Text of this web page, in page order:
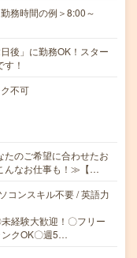
務時間の例＞8:00～
後」に勤務OK！スター
！
不可
のご希望に合わせたお
んなお仕事も！≫【…
コンスキル不要 / 英語力
経験大歓迎！〇フリー
クOK〇週5…